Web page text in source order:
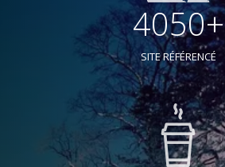
4050+
SITE RÉFÉRENCÉ